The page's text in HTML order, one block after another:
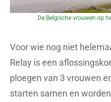
De Belgische vrouwen op
Voor wie nog niet
Relay is een
ploegen van 3 vrouwen
starten samen en